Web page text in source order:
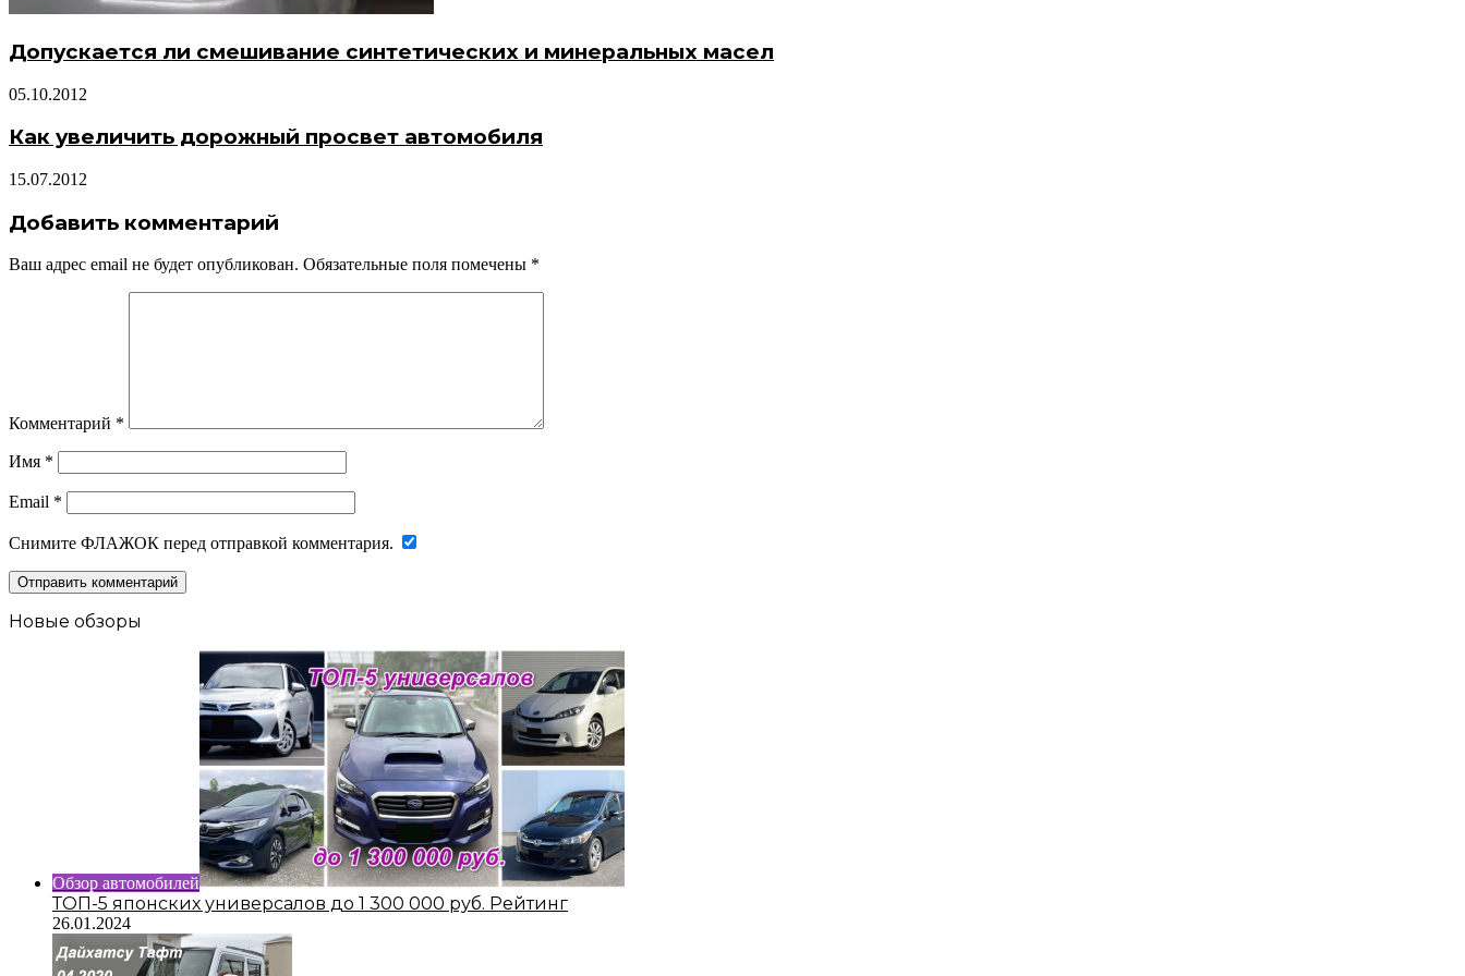
Допускается ли смешивание синтетических и минеральных масел
05.10.2012
Как увеличить дорожный просвет автомобиля
15.07.2012
Добавить комментарий
Ваш адрес email не будет опубликован. Обязательные поля помечены *
Комментарий *
Имя *
Email *
Снимите ФЛАЖОК перед отправкой комментария.
Новые обзоры
Обзор автомобилей
ТОП-5 японских универсалов до 1 300 000 руб. Рейтинг
26.01.2024